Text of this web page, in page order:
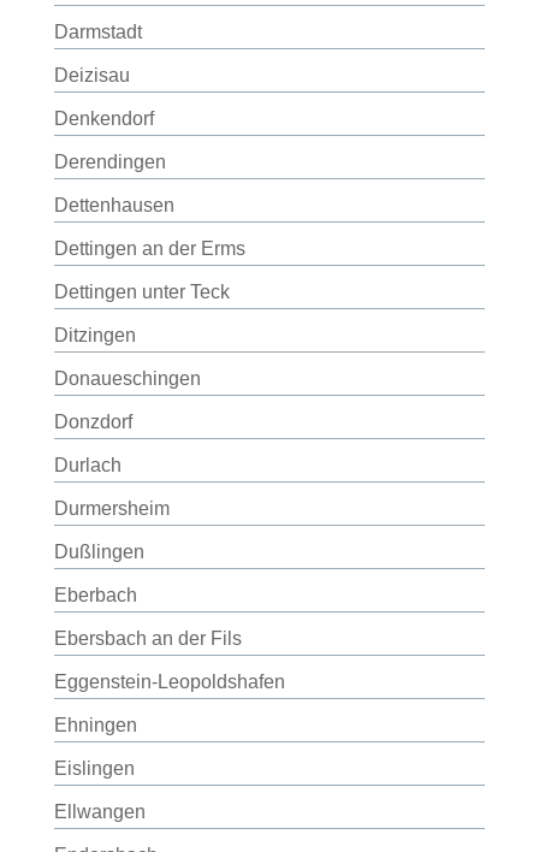
Darmstadt
Deizisau
Denkendorf
Derendingen
Dettenhausen
Dettingen an der Erms
Dettingen unter Teck
Ditzingen
Donaueschingen
Donzdorf
Durlach
Durmersheim
Dußlingen
Eberbach
Ebersbach an der Fils
Eggenstein-Leopoldshafen
Ehningen
Eislingen
Ellwangen